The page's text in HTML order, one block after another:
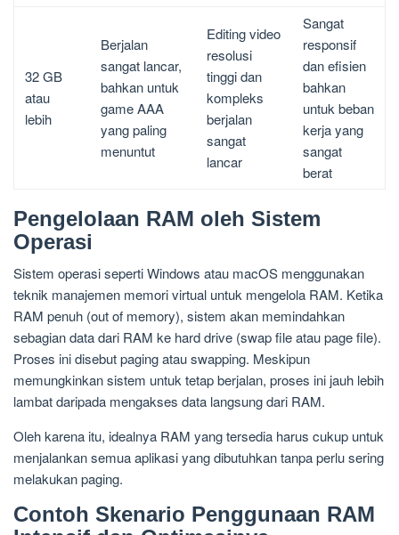
32 GB
atau
lebih
Berjalan
sangat lancar,
bahkan untuk
game AAA
yang paling
menuntut
Editing video
resolusi
tinggi dan
kompleks
berjalan
sangat
lancar
Sangat
responsif
dan efisien
bahkan
untuk beban
kerja yang
sangat
berat
Pengelolaan RAM oleh Sistem
Operasi
Sistem operasi seperti Windows atau macOS menggunakan
teknik manajemen memori virtual untuk mengelola RAM. Ketika
RAM penuh (out of memory), sistem akan memindahkan
sebagian data dari RAM ke hard drive (swap file atau page file).
Proses ini disebut paging atau swapping. Meskipun
memungkinkan sistem untuk tetap berjalan, proses ini jauh lebih
lambat daripada mengakses data langsung dari RAM.
Oleh karena itu, idealnya RAM yang tersedia harus cukup untuk
menjalankan semua aplikasi yang dibutuhkan tanpa perlu sering
melakukan paging.
Contoh Skenario Penggunaan RAM